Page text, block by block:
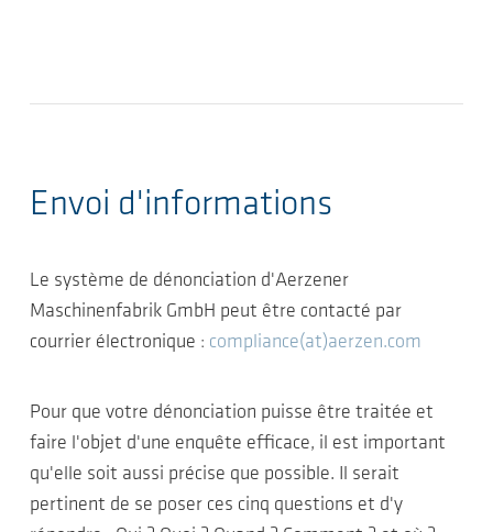
Envoi d'informations
Le système de dénonciation d'Aerzener
Maschinenfabrik GmbH peut être contacté par
courrier électronique : compliance(at)aerzen.com
Pour que votre dénonciation puisse être traitée et
faire l'objet d'une enquête efficace, il est important
qu'elle soit aussi précise que possible. Il serait
pertinent de se poser ces cinq questions et d'y